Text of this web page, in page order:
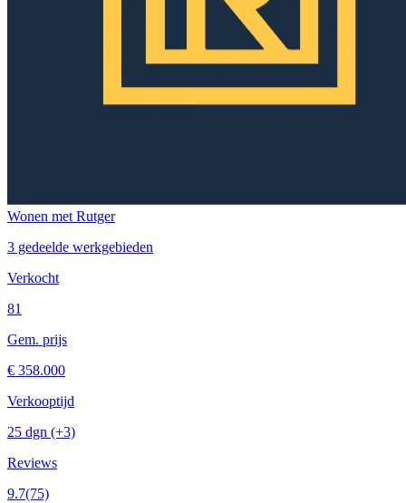
Wonen met Rutger
3 gedeelde werkgebieden
Verkocht
81
Gem. prijs
€ 358.000
Verkooptijd
25 dgn (+3)
Reviews
9.7(75)